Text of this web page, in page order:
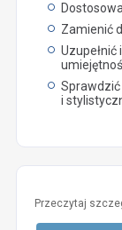
Zamienić
i
Przeczytaj